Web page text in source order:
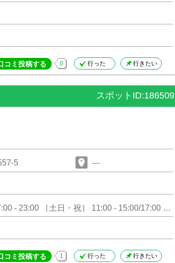
コミ投稿する 0 行った 行きたい
スポットID:186509
5 ---
- 23:00 ［土日・祝］ 11:00 - 15:00/17:00 -
コミ投稿する 1 行った 行きたい